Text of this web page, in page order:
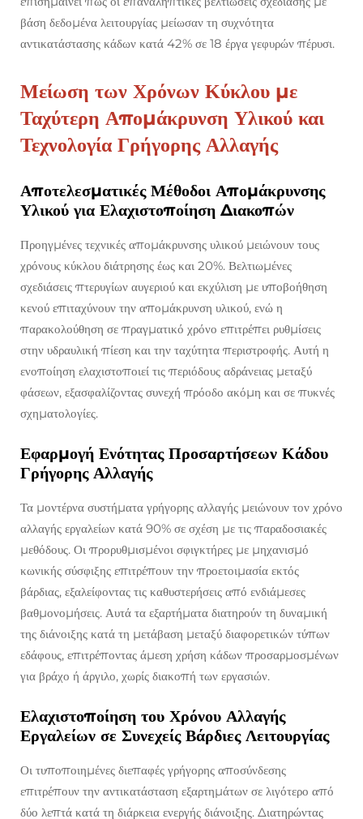
βάση δεδομένα λειτουργίας μείωσαν τη συχνότητα
αντικατάστασης κάδων κατά 42% σε 18 έργα γεφυρών πέρυσι.
Μείωση των Χρόνων Κύκλου με
Ταχύτερη Απομάκρυνση Υλικού και
Τεχνολογία Γρήγορης Αλλαγής
Αποτελεσματικές Μέθοδοι Απομάκρυνσης
Υλικού για Ελαχιστοποίηση Διακοπών
Προηγμένες τεχνικές απομάκρυνσης υλικού μειώνουν τους
χρόνους κύκλου διάτρησης έως και 20%. Βελτιωμένες
σχεδιάσεις πτερυγίων αυγεριού και εκχύλιση με υποβοήθηση
κενού επιταχύνουν την απομάκρυνση υλικού, ενώ η
παρακολούθηση σε πραγματικό χρόνο επιτρέπει ρυθμίσεις
στην υδραυλική πίεση και την ταχύτητα περιστροφής. Αυτή η
ενοποίηση ελαχιστοποιεί τις περιόδους αδράνειας μεταξύ
φάσεων, εξασφαλίζοντας συνεχή πρόοδο ακόμη και σε πυκνές
σχηματολογίες.
Εφαρμογή Ενότητας Προσαρτήσεων Κάδου
Γρήγορης Αλλαγής
Τα μοντέρνα συστήματα γρήγορης αλλαγής μειώνουν τον χρόνο
αλλαγής εργαλείων κατά 90% σε σχέση με τις παραδοσιακές
μεθόδους. Οι προρυθμισμένοι σφιγκτήρες με μηχανισμό
κωνικής σύσφιξης επιτρέπουν την προετοιμασία εκτός
βάρδιας, εξαλείφοντας τις καθυστερήσεις από ενδιάμεσες
βαθμονομήσεις. Αυτά τα εξαρτήματα διατηρούν τη δυναμική
της διάνοιξης κατά τη μετάβαση μεταξύ διαφορετικών τύπων
εδάφους, επιτρέποντας άμεση χρήση κάδων προσαρμοσμένων
για βράχο ή άργιλο, χωρίς διακοπή των εργασιών.
Ελαχιστοποίηση του Χρόνου Αλλαγής
Εργαλείων σε Συνεχείς Βάρδιες Λειτουργίας
Οι τυποποιημένες διεπαφές γρήγορης αποσύνδεσης
επιτρέπουν την αντικατάσταση εξαρτημάτων σε λιγότερο από
δύο λεπτά κατά τη διάρκεια ενεργής διάνοιξης. Διατηρώντας